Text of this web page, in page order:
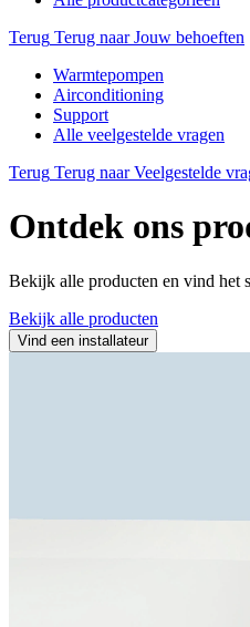
Terug Terug naar Jouw behoeften
Warmtepompen
Airconditioning
Support
Alle veelgestelde vragen
Terug Terug naar Veelgestelde
Ontdek ons
Bekijk alle producten en vind het
Bekijk alle producten
Vind een installateur